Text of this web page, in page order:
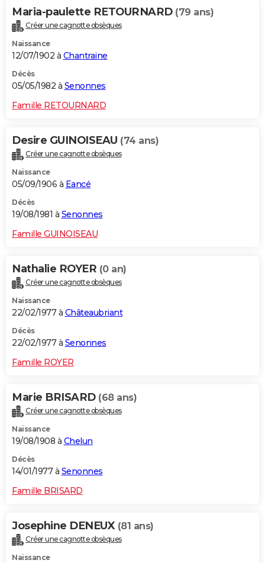
Maria-paulette RETOURNARD (79 ans)
Créer une cagnotte obsèques
Naissance
12/07/1902 à Chantraine
Décès
05/05/1982 à Senonnes
Famille RETOURNARD
Desire GUINOISEAU (74 ans)
Créer une cagnotte obsèques
Naissance
05/09/1906 à Eancé
Décès
19/08/1981 à Senonnes
Famille GUINOISEAU
Nathalie ROYER (0 an)
Créer une cagnotte obsèques
Naissance
22/02/1977 à Châteaubriant
Décès
22/02/1977 à Senonnes
Famille ROYER
Marie BRISARD (68 ans)
Créer une cagnotte obsèques
Naissance
19/08/1908 à Chelun
Décès
14/01/1977 à Senonnes
Famille BRISARD
Josephine DENEUX (81 ans)
Créer une cagnotte obsèques
Naissance